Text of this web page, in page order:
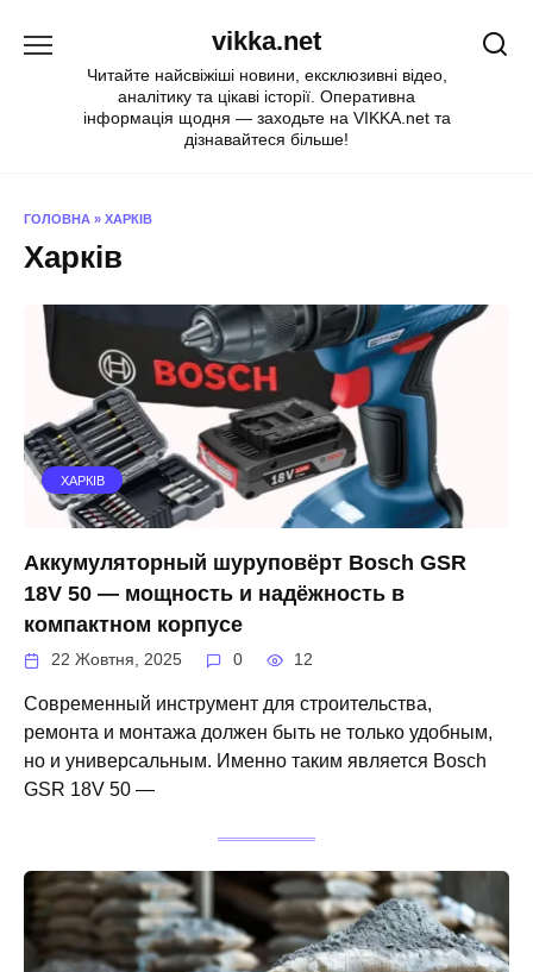
vikka.net
Читайте найсвіжіші новини, ексклюзивні відео,
аналітику та цікаві історії. Оперативна
інформація щодня — заходьте на VIKKA.net та
дізнавайтеся більше!
ГОЛОВНА » ХАРКІВ
Харків
ХАРКІВ
Аккумуляторный шуруповёрт Bosch GSR
18V 50 — мощность и надёжность в
компактном корпусе
22 Жовтня, 2025 0 12
Современный инструмент для строительства,
ремонта и монтажа должен быть не только удобным,
но и универсальным. Именно таким является Bosch
GSR 18V 50 —